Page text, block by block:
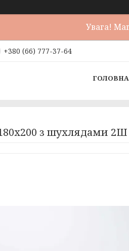
Увага!
+380 (66) 777-37-64
ГОЛОВНА
з шухлядами